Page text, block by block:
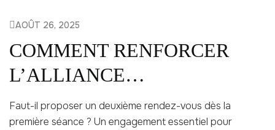
AOÛT 26, 2025
COMMENT RENFORCER
L’ALLIANCE
THÉRAPEUTIQUE
Faut-il proposer un deuxième rendez-vous dès la
première séance ? Un engagement essentiel pour